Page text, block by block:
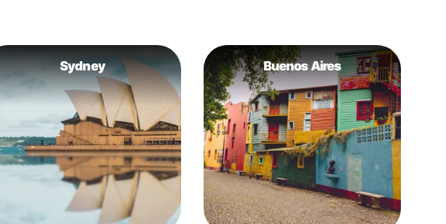
Sydney Buenos Aires